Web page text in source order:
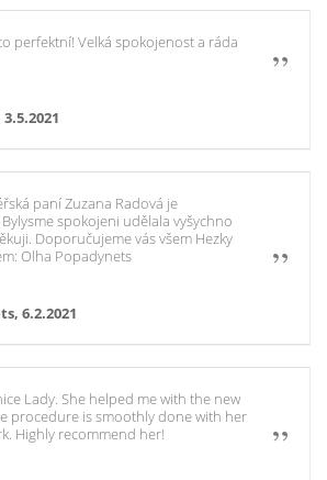
perfektní! Velká spokojenost a ráda
paní Zuzana Radová je
spokojeni udělala vyšychno
Doporučujeme vás všem Hezky
Olha Popadynets
6.2.2021
Lady. She helped me with the new
procedure is smoothly done with her
Highly recommend her!